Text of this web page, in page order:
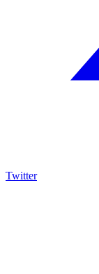
Twitter